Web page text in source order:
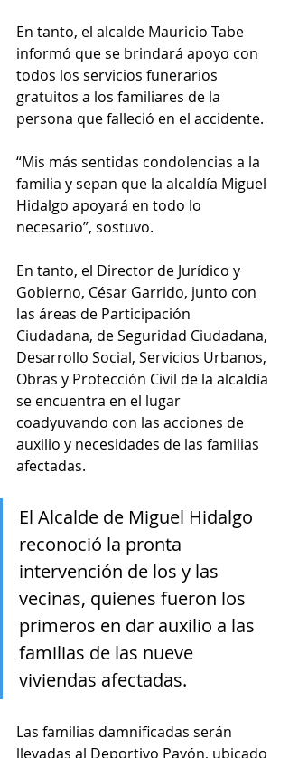
En tanto, el alcalde Mauricio Tabe
informó que se brindará apoyo con
todos los servicios funerarios
gratuitos a los familiares de la
persona que falleció en el accidente.
“Mis más sentidas condolencias a la
familia y sepan que la alcaldía Miguel
Hidalgo apoyará en todo lo
necesario”, sostuvo.
En tanto, el Director de Jurídico y
Gobierno, César Garrido, junto con
las áreas de Participación
Ciudadana, de Seguridad Ciudadana,
Desarrollo Social, Servicios Urbanos,
Obras y Protección Civil de la alcaldía
se encuentra en el lugar
coadyuvando con las acciones de
auxilio y necesidades de las familias
afectadas.
El Alcalde de Miguel Hidalgo
reconoció la pronta
intervención de los y las
vecinas, quienes fueron los
primeros en dar auxilio a las
familias de las nueve
viviendas afectadas.
Las familias damnificadas serán
llevadas al Deportivo Pavón, ubicado